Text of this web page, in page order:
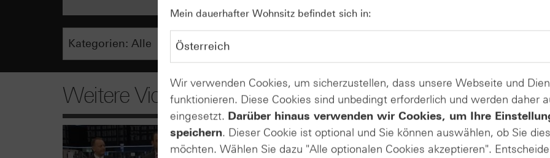
Weitere Videos
Mein dauerhafter Wohnsitz befindet sich in:
Wir verwenden Cookies, um sicherzustellen, dass unsere Webseite und
funktionieren. Diese Cookies sind unbedingt erforderlich und werden daher
eingesetzt. Darüber hinaus verwenden wir Cookies, um Ihre
speichern. Dieser Cookie ist optional und Sie können auswählen, ob Sie
möchten. Wählen Sie dazu "Alle optionalen Cookies akzeptieren".